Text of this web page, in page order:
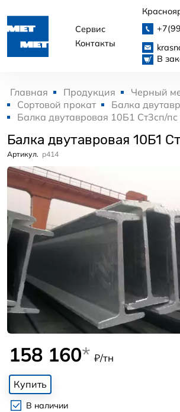
Сервис
Контакты
В
Главная Продукция
Черный
Сортовой прокат
Балка
Балка двутавровая 10Б1 Ст3сп/пс
Балка двутавровая 10Б1
Артикул. p414
158 160* ₽/тн
Купить
В наличии